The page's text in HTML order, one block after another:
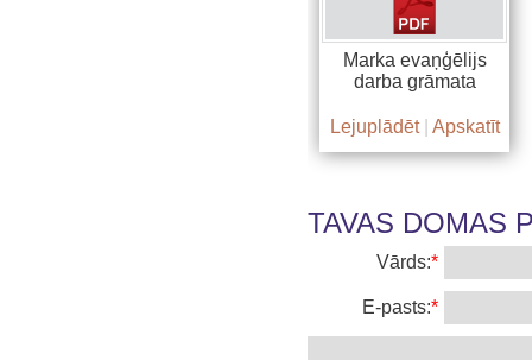
Marka evaņģēlijs
darba grāmata
Lejuplādēt| Apskatīt
TAVAS DOMAS
Vārds:*
E-pasts:*